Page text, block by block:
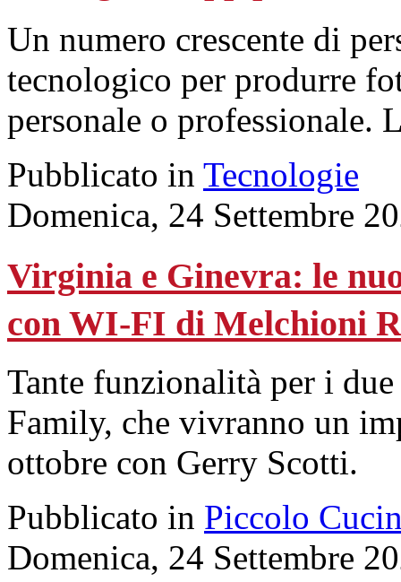
Un numero crescente di
tecnologico per produrre
personale o professionale.
Pubblicato in Tecnologie
Domenica, 24 Settembre
Virginia e Ginevra: le
con WI-FI di Melchioni
Tante funzionalità per i
Family, che vivranno un
ottobre con Gerry Scotti.
Pubblicato in Piccolo
Domenica, 24 Settembre